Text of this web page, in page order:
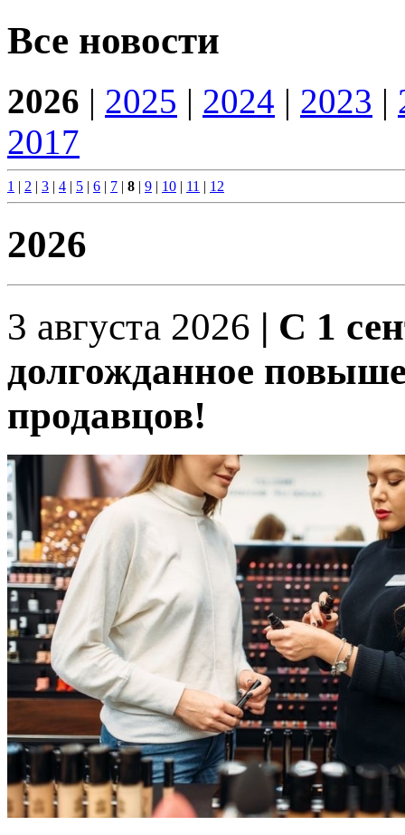
Все новости
2026 | 2025 | 2024 | 2023 |
2017
1 | 2 | 3 | 4 | 5 | 6 | 7 | 8 | 9 | 10 | 11 | 12
2026
3 августа 2026 | С 1
долгожданное
продавцов!